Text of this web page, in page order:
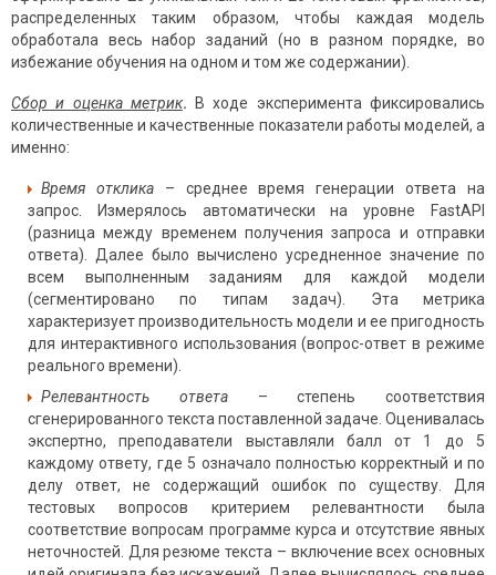
распределенных таким образом, чтобы каждая модель
обработала весь набор заданий (но в разном порядке, во
избежание обучения на одном и том же содержании).
Сбор и оценка метрик. В ходе эксперимента фиксировались
количественные и качественные показатели работы моделей, а
именно:
Время отклика– среднее время генерации ответа на
запрос. Измерялось автоматически на уровне FastAPI
(разница между временем получения запроса и отправки
ответа). Далее было вычислено усредненное значение по
всем выполненным заданиям для каждой модели
(сегментировано по типам задач). Эта метрика
характеризует производительность модели и ее пригодность
для интерактивного использования (вопрос-ответ в режиме
реального времени).
Релевантность ответа– степень соответствия
сгенерированного текста поставленной задаче. Оценивалась
экспертно, преподаватели выставляли балл от 1 до 5
каждому ответу, где 5 означало полностью корректный и по
делу ответ, не содержащий ошибок по существу. Для
тестовых вопросов критерием релевантности была
соответствие вопросам программе курса и отсутствие явных
неточностей. Для резюме текста – включение всех основных